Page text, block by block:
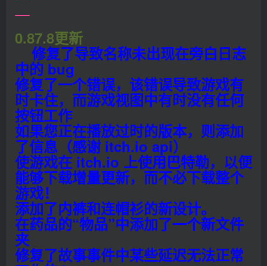
0.87.8更新
修复了导致名称未出现在旁白日志
中的 bug
修复了一个错误，该错误导致游戏有
时卡住，而游戏视图中有时没有任何
按钮工作
如果您正在播放过时的版本，则添加
了信息（感谢 itch.io api）
使游戏在 itch.io 上使用巴特勒，以便
能够下载增量更新，而不必下载整个
游戏！
添加了内裤和连帽衫的新设计。
在药品的“物品”中添加了一个新文件
夹
修复了故事事件中某些延迟无法正常